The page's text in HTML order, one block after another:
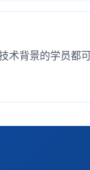
背景的学员